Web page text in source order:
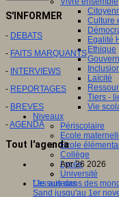
Culture
Egalité
Ethique
Laïcité
Tiers -
Vie
Niveaux
Périscolaire
Ecole
Ecole
Collège
Lycée
Université
Les auteurs
S'INFORMER
- DEBATS
- FAITS MARQUANTS
- INTERVIEWS
- REPORTAGES
- BREVES
-AGENDA
Tout l'agenda
Apr 26 2026
"Je suis dans des
Sand jusqu'au 1er